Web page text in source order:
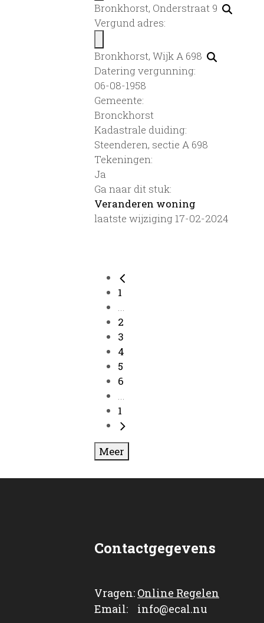
Bronkhorst, Onderstraat 9
Vergund adres:
Bronkhorst, Wijk A 698
Datering vergunning:
06-08-1958
Gemeente:
Bronckhorst
Kadastrale duiding:
Steenderen, sectie A 698
Tekeningen:
Ja
Ga naar dit stuk:
Veranderen woning
laatste wijziging 17-02-2024
1
...
2
3
4
5
6
...
1
Meer
Contactgegevens
Vragen: Online Regelen
Email: info@ecal.nu